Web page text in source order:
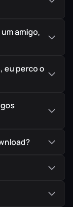
escala que
amigo,
eu perco o